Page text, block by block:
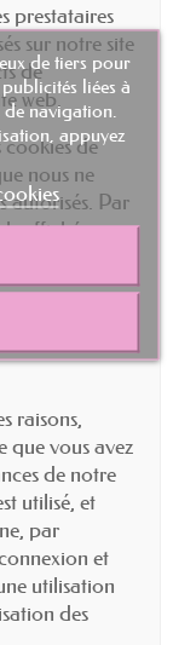
prestataires
sur notre site
de
web.
de
nous ne
autorisés. Par
affichée en
peut être
raisons,
que vous avez
de notre
utilisé, et
par
et
utilisation
des
de tiers pour
liées à
navigation.
appuyez